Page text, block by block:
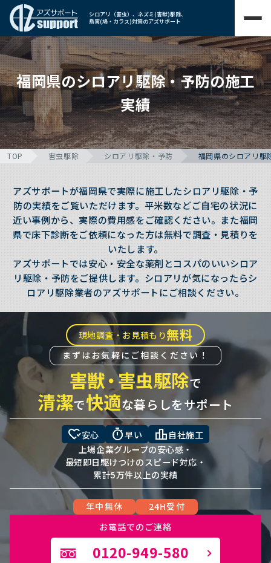
シロアリ（害虫）、ネズミ(害獣)駆除、
鳥害(鳩・カラス)対策のアズサポート
福岡県のシロアリ駆除・予防の施工
実績
TOP 害虫駆除 シロアリ駆除・予防 福岡県のシロアリ駆
アズサポートが福岡県で実際に施工したシロアリ駆除・予
防の実績をご覧いただけます。平米数などご自宅の状況に
近い事例から、実際の費用感をご確認ください。また福岡
県で床下診断をご依頼になった方は無料で調査・見積りを
いたします。
アズサポートでは安心・安全な薬剤とコスパのいいシロア
リ駆除・予防をご提供します。シロアリが気になったらシ
ロアリ駆除業者のアズサポートにご相談ください。
現地調査・お見積もり無料
まずはお気軽にご相談ください！
害獣・害虫駆除で
清潔で快適な暮らしをサポート
heart_check安心 timer早い leaderboard 自社施工
上場企業グループの安心感・
最短即日駆けつけのスピード対応・
累計5万件以上の実績
年中無休
24H受付
お電話でのご連絡
0120-949-580